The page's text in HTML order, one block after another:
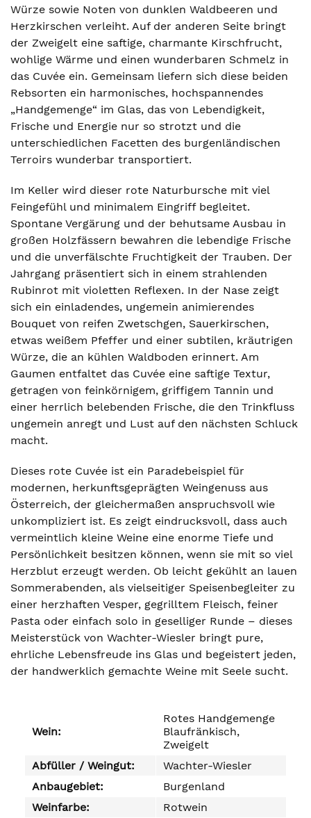
Würze sowie Noten von dunklen Waldbeeren und
Herzkirschen verleiht. Auf der anderen Seite bringt
der Zweigelt eine saftige, charmante Kirschfrucht,
wohlige Wärme und einen wunderbaren Schmelz in
das Cuvée ein. Gemeinsam liefern sich diese beiden
Rebsorten ein harmonisches, hochspannendes
„Handgemenge“ im Glas, das von Lebendigkeit,
Frische und Energie nur so strotzt und die
unterschiedlichen Facetten des burgenländischen
Terroirs wunderbar transportiert.
Im Keller wird dieser rote Naturbursche mit viel
Feingefühl und minimalem Eingriff begleitet.
Spontane Vergärung und der behutsame Ausbau in
großen Holzfässern bewahren die lebendige Frische
und die unverfälschte Fruchtigkeit der Trauben. Der
Jahrgang präsentiert sich in einem strahlenden
Rubinrot mit violetten Reflexen. In der Nase zeigt
sich ein einladendes, ungemein animierendes
Bouquet von reifen Zwetschgen, Sauerkirschen,
etwas weißem Pfeffer und einer subtilen, kräutrigen
Würze, die an kühlen Waldboden erinnert. Am
Gaumen entfaltet das Cuvée eine saftige Textur,
getragen von feinkörnigem, griffigem Tannin und
einer herrlich belebenden Frische, die den Trinkfluss
ungemein anregt und Lust auf den nächsten Schluck
macht.
Dieses rote Cuvée ist ein Paradebeispiel für
modernen, herkunftsgeprägten Weingenuss aus
Österreich, der gleichermaßen anspruchsvoll wie
unkompliziert ist. Es zeigt eindrucksvoll, dass auch
vermeintlich kleine Weine eine enorme Tiefe und
Persönlichkeit besitzen können, wenn sie mit so viel
Herzblut erzeugt werden. Ob leicht gekühlt an lauen
Sommerabenden, als vielseitiger Speisenbegleiter zu
einer herzhaften Vesper, gegrilltem Fleisch, feiner
Pasta oder einfach solo in geselliger Runde – dieses
Meisterstück von Wachter-Wiesler bringt pure,
ehrliche Lebensfreude ins Glas und begeistert jeden,
der handwerklich gemachte Weine mit Seele sucht.
Wein:
Rotes Handgemenge
Blaufränkisch,
Zweigelt
Abfüller / Weingut:
Wachter-Wiesler
Anbaugebiet:
Burgenland
Weinfarbe:
Rotwein